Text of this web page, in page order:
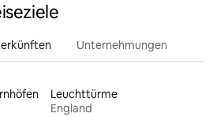
Unternehmungen
Leuchttürme
England